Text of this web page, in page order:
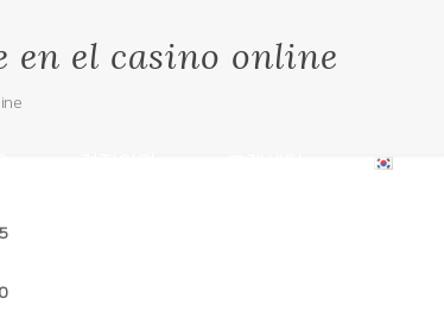
el casino online